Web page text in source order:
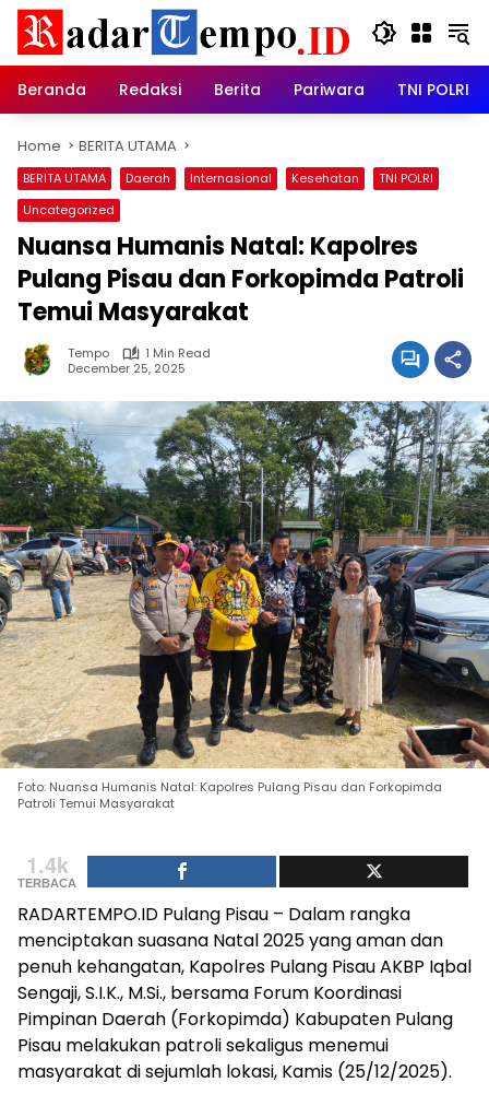
Skip
content
Beranda
Redaksi Berita Pariwara TNI POLRI
Home BERITA UTAMA
BERITA UTAMA Daerah Internasional Kesehatan
TNI POLRI
Uncategorized
Nuansa Humanis Natal: Kapolres
Pulang Pisau dan Forkopimda Patroli
Temui Masyarakat
Tempo
1 Min Read
December 25, 2025
Foto: Nuansa Humanis Natal: Kapolres Pulang Pisau dan Forkopimda
Patroli Temui Masyarakat
1.4k
TERBACA
RADARTEMPO.ID Pulang Pisau – Dalam rangka
menciptakan suasana Natal 2025 yang aman dan
penuh kehangatan, Kapolres Pulang Pisau AKBP Iqbal
Sengaji, S.I.K., M.Si., bersama Forum Koordinasi
Pimpinan Daerah (Forkopimda) Kabupaten Pulang
Pisau melakukan patroli sekaligus menemui
masyarakat di sejumlah lokasi, Kamis (25/12/2025).